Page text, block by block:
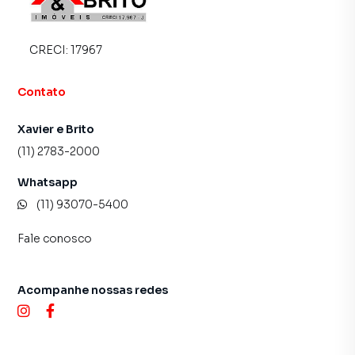
imóvel mais rápido. Contamos também com um time de
programadores, corretores treinados e uma central de
inquilinos.
CRECI: 17967
Contato
Xavier e Brito
(11) 2783-2000
Whatsapp
(11) 93070-5400
Fale conosco
Acompanhe nossas redes